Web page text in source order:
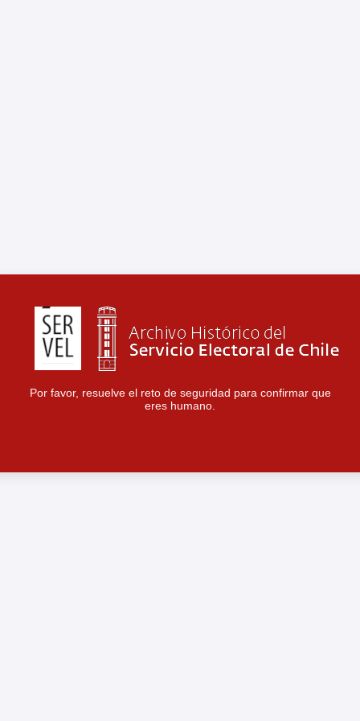
Por favor, resuelve el reto de seguridad para confirmar que
eres humano.